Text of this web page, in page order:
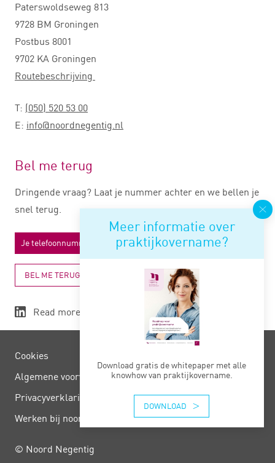
Meer informatie over
praktijkovername?
Download gratis de whitepaper met alle
knowhow van praktijkovername.
DOWNLOAD
Paterswoldseweg 813
9728 BM Groningen
Postbus 8001
9702 KA Groningen
Routebeschrijving
T: (050) 520 53 00
E: info@noordnegentig.nl
Bel me terug
Dringende vraag? Laat je nummer achter en we bellen je
snel terug.
BEL ME TERUG
Read more
Cookies
Algemene voorwaarden
Privacy­verklaring
Werken bij noord negentig
© Noord Negentig